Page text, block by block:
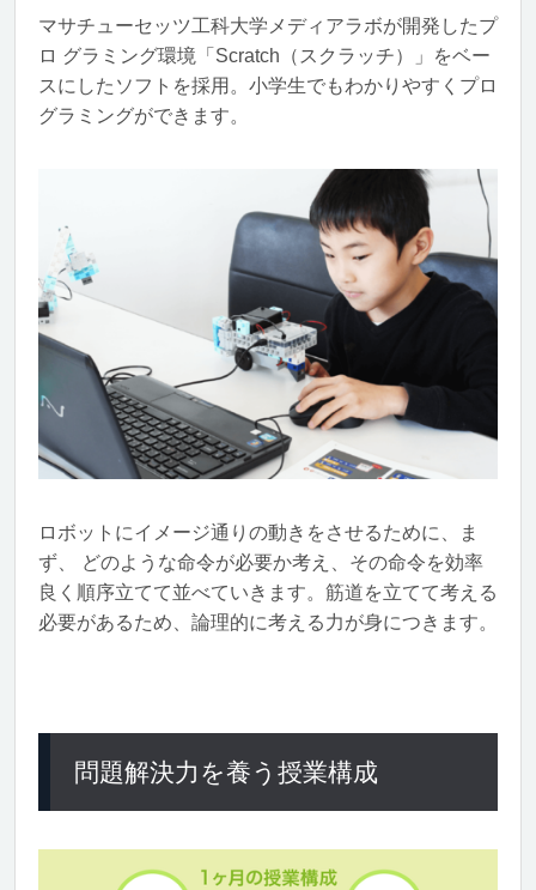
マサチューセッツ工科大学メディアラボが開発したプ
ロ グラミング環境「Scratch（スクラッチ）」をベー
スにしたソフトを採用。小学生でもわかりやすくプロ
グラミングができます。
ロボットにイメージ通りの動きをさせるために、ま
ず、 どのような命令が必要か考え、その命令を効率
良く順序立てて並べていきます。筋道を立てて考える
必要があるため、論理的に考える力が身につきます。
問題解決力を養う授業構成